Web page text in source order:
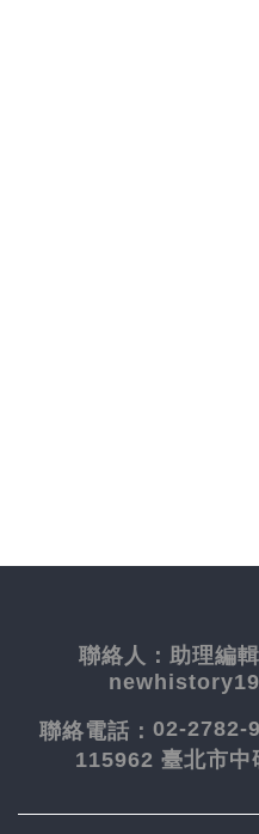
聯絡人： 助理編
聯絡電話： 02-2782-
115962 臺北市中